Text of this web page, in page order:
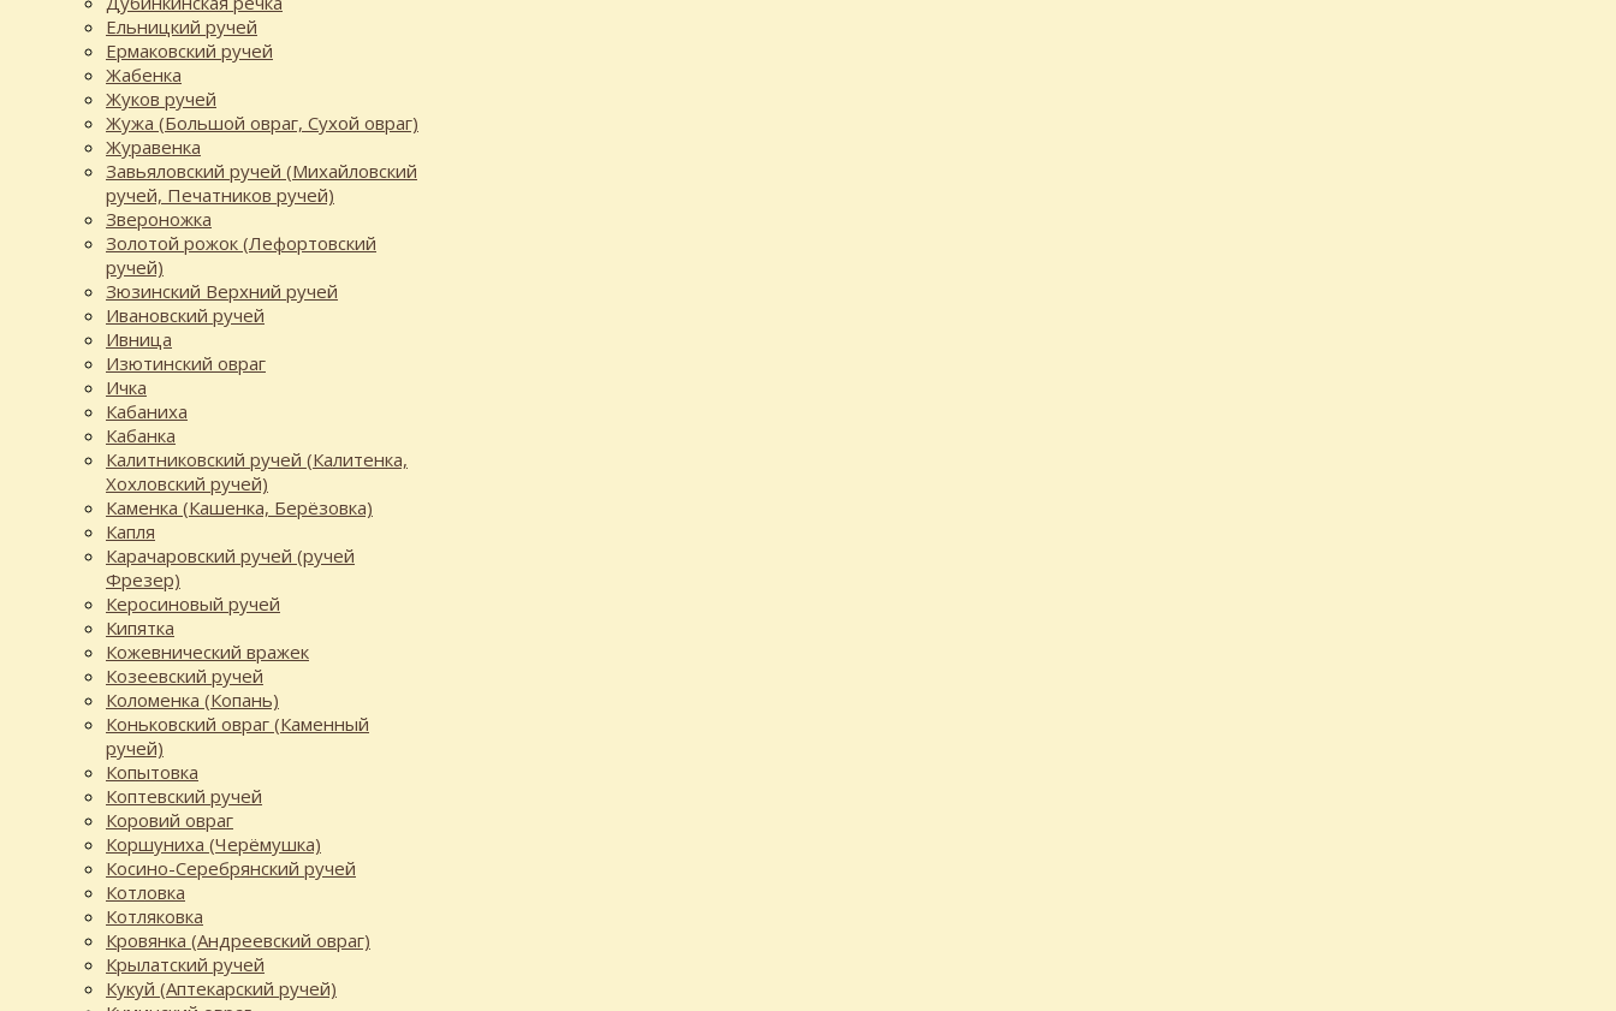
Ельницкий ручей
Ермаковский ручей
Жабенка
Жуков ручей
Жужа (Большой овраг, Сухой овраг)
Журавенка
Завьяловский ручей (Михайловский
ручей, Печатников ручей)
Звероножка
Золотой рожок (Лефортовский
ручей)
Зюзинский Верхний ручей
Ивановский ручей
Ивница
Изютинский овраг
Ичка
Кабаниха
Кабанка
Калитниковский ручей (Калитенка,
Хохловский ручей)
Каменка (Кашенка, Берёзовка)
Капля
Карачаровский ручей (ручей
Фрезер)
Керосиновый ручей
Кипятка
Кожевнический вражек
Козеевский ручей
Коломенка (Копань)
Коньковский овраг (Каменный
ручей)
Копытовка
Коптевский ручей
Коровий овраг
Коршуниха (Черёмушка)
Косино-Серебрянский ручей
Котловка
Котляковка
Кровянка (Андреевский овраг)
Крылатский ручей
Кукуй (Аптекарский ручей)